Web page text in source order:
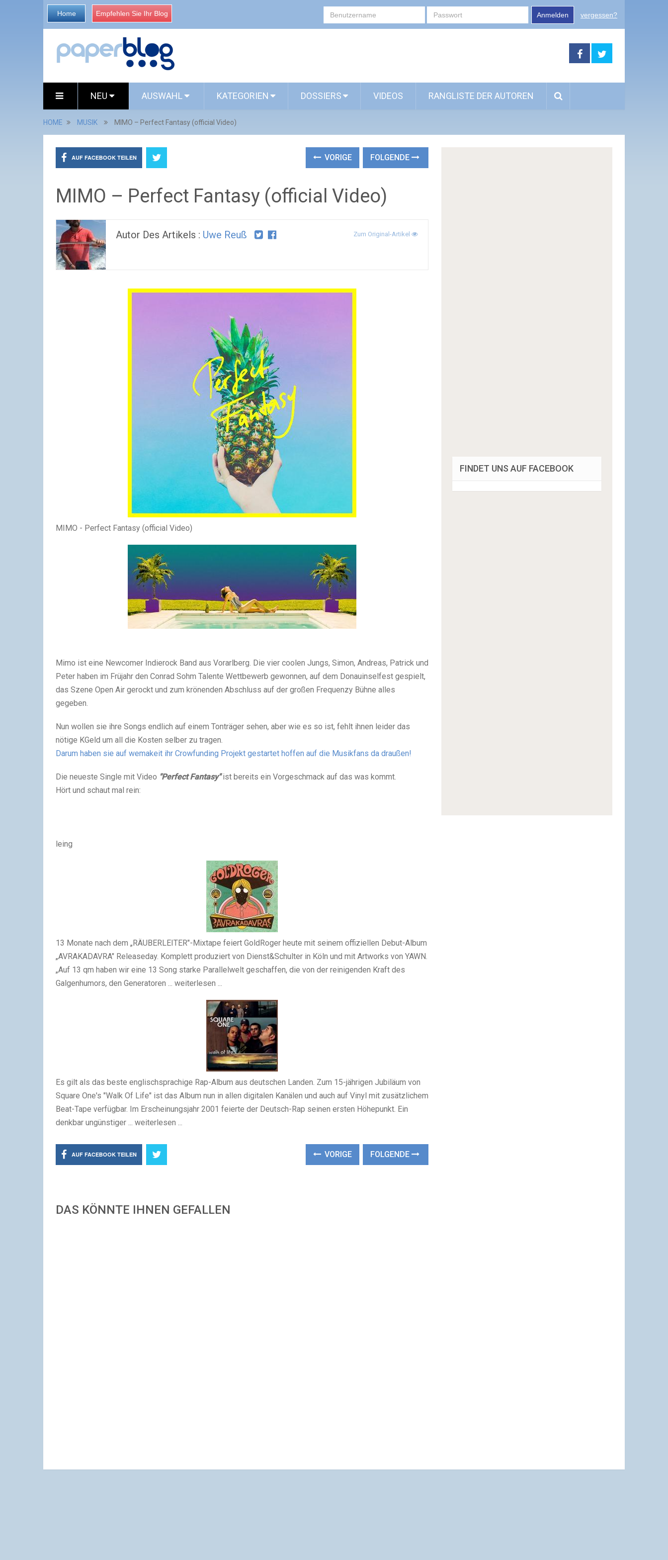
Home Empfehlen Sie Ihr Blog Anmelden vergessen?
NEU AUSWAHL KATEGORIEN DOSSIERS VIDEOS RANGLISTE DER AUTOREN
HOME MUSIK MIMO – Perfect Fantasy (official Video)
AUF FACEBOOK TEILEN VORIGE FOLGENDE
MIMO – Perfect Fantasy (official Video)
Autor Des Artikels : Uwe Reuß Zum Original-Artikel
MIMO - Perfect Fantasy (official Video)
Mimo ist eine Newcomer Indierock Band aus Vorarlberg. Die vier coolen Jungs, Simon, Andreas, Patrick und
Peter haben im Früjahr den Conrad Sohm Talente Wettbewerb gewonnen, auf dem Donauinselfest gespielt,
das Szene Open Air gerockt und zum krönenden Abschluss auf der großen Frequenzy Bühne alles
gegeben.
Nun wollen sie ihre Songs endlich auf einem Tonträger sehen, aber wie es so ist, fehlt ihnen leider das
nötige KGeld um all die Kosten selber zu tragen.
Darum haben sie auf wemakeit ihr Crowfunding Projekt gestartet hoffen auf die Musikfans da draußen!
Die neueste Single mit Video "Perfect Fantasy"ist bereits ein Vorgeschmack auf das was kommt.
Hört und schaut mal rein:
leing
13 Monate nach dem „RÄUBERLEITER"-Mixtape feiert GoldRoger heute mit seinem offiziellen Debut-Album
„AVRAKADAVRA" Releaseday. Komplett produziert von Dienst&Schulter in Köln und mit Artworks von YAWN.
„Auf 13 qm haben wir eine 13 Song starke Parallelwelt geschaffen, die von der reinigenden Kraft des
Galgenhumors, den Generatoren ... weiterlesen ...
Es gilt als das beste englischsprachige Rap-Album aus deutschen Landen. Zum 15-jährigen Jubiläum von
Square One's "Walk Of Life" ist das Album nun in allen digitalen Kanälen und auch auf Vinyl mit zusätzlichem
Beat-Tape verfügbar. Im Erscheinungsjahr 2001 feierte der Deutsch-Rap seinen ersten Höhepunkt. Ein
denkbar ungünstiger ... weiterlesen ...
AUF FACEBOOK TEILEN VORIGE FOLGENDE
DAS KÖNNTE IHNEN GEFALLEN
FINDET UNS AUF FACEBOOK